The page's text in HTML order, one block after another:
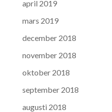
april 2019
mars 2019
december 2018
november 2018
oktober 2018
september 2018
augusti 2018